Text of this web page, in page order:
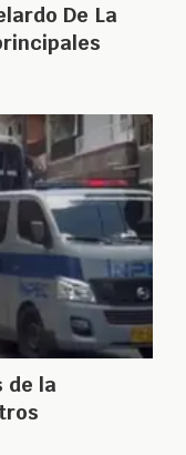
De La
de la